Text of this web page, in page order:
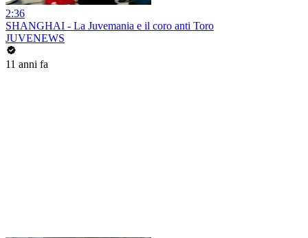
2:36
SHANGHAI - La Juvemania e il coro anti Toro
JUVENEWS
11 anni fa